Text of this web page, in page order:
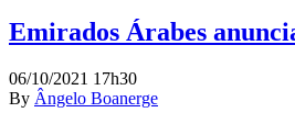
Emirados Árabes
06/10/2021 17h30
By Ângelo Boanerge